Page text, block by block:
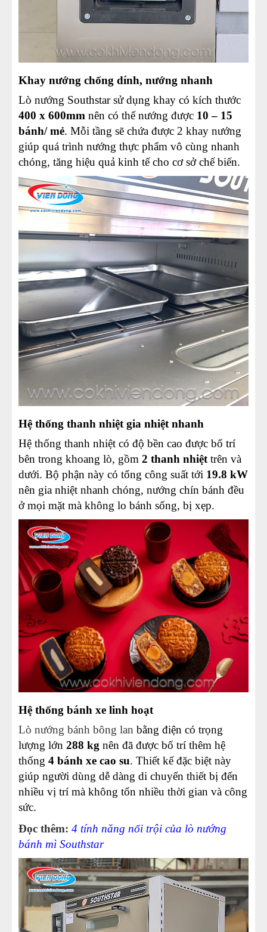
Khay nướng chống dính, nướng nhanh
Lò nướng Southstar sử dụng khay có kích thước
400 x 600mm nên có thể nướng được 10 – 15
bánh/ mẻ. Mỗi tầng sẽ chứa được 2 khay nướng
giúp quá trình nướng thực phẩm vô cùng nhanh
chóng, tăng hiệu quả kinh tế cho cơ sở chế biến.
Hệ thống thanh nhiệt gia nhiệt nhanh
Hệ thống thanh nhiệt có độ bền cao được bố trí
bên trong khoang lò, gồm 2 thanh nhiệt trên và
dưới. Bộ phận này có tổng công suất tới 19.8 kW
nên gia nhiệt nhanh chóng, nướng chín bánh đều
ở mọi mặt mà không lo bánh sống, bị xẹp.
Hệ thống bánh xe linh hoạt
Lò nướng bánh bông lan bằng điện có trọng
lượng lớn 288 kg nên đã được bố trí thêm hệ
thống 4 bánh xe cao su. Thiết kế đặc biệt này
giúp người dùng dễ dàng di chuyển thiết bị đến
nhiều vị trí mà không tốn nhiều thời gian và công
sức.
Đọc thêm: 4 tính năng nổi trội của lò nướng
bánh mì Southstar